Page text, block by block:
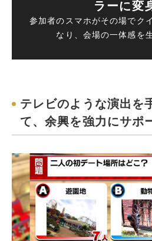
ラーに変
参加者のスマホがその場でク
なり、会場の一体感を
テレビのような演出を
て、余興を強力にサポ